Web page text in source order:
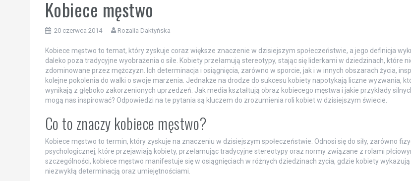
Kobiece męstwo
20 czerwca 2014 Rozalia Daktyńska
Kobiece męstwo to temat, który zyskuje coraz większe znaczenie w dzisiejszym społeczeństwie, a jego definicja
daleko poza tradycyjne wyobrażenia o sile. Kobiety przełamują stereotypy, stając się liderkami w dziedzinach, które
zdominowane przez mężczyzn. Ich determinacja i osiągnięcia, zarówno w sporcie, jak i w innych obszarach życia,
kolejne pokolenia do walki o swoje marzenia. Jednakże na drodze do sukcesu kobiety napotykają liczne wyzwania,
wynikają z głęboko zakorzenionych uprzedzeń. Jak media kształtują obraz kobiecego męstwa i jakie przykłady
mogą nas inspirować? Odpowiedzi na te pytania są kluczem do zrozumienia roli kobiet w dzisiejszym świecie.
Co to znaczy kobiece męstwo?
Kobiece męstwo to termin, który zyskuje na znaczeniu w dzisiejszym społeczeństwie. Odnosi się do siły, zarówno
psychologicznej, które przejawiają kobiety, przełamując tradycyjne stereotypy oraz normy związane z rolami
szczególności, kobiece męstwo manifestuje się w osiągnięciach w różnych dziedzinach życia, gdzie kobiety wykazują
niezwykłą determinacją oraz umiejętnościami.